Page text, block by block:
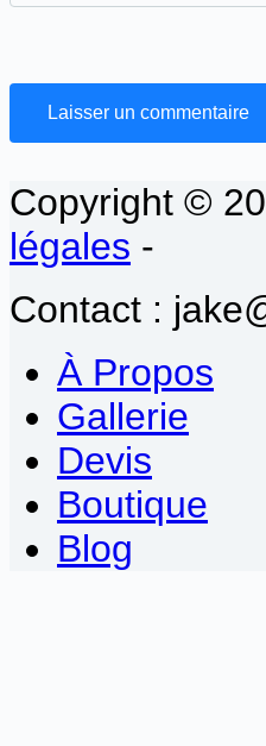
Laisser un commentaire
Copyright ©
légales -
Contact :
À Propos
Gallerie
Devis
Boutique
Blog